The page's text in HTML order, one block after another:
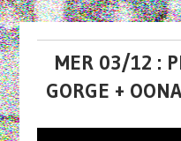
MER 03/12 :
GORGE +